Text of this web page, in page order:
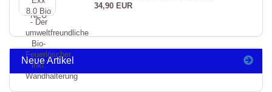
34,90 EUR
Neue Artikel